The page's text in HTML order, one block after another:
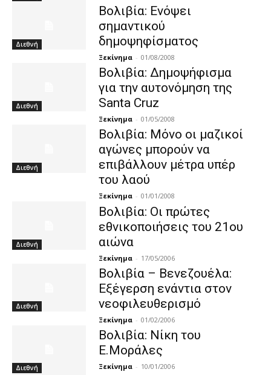
Διεθνή
Βολιβία: Ενόψει
σημαντικού
δημοψηφίσματος
Ξεκίνημα - 01/08/2008
Διεθνή
Βολιβία: Δημοψήφισμα
για την αυτονόμηση της
Santa Cruz
Ξεκίνημα - 01/05/2008
Διεθνή
Βολιβία: Μόνο οι μαζικοί
αγώνες μπορούν να
επιβάλλουν μέτρα υπέρ
του λαού
Ξεκίνημα - 01/01/2008
Διεθνή
Βολιβία: Οι πρώτες
εθνικοποιήσεις του 21ου
αιώνα
Ξεκίνημα - 17/05/2006
Διεθνή
Βολιβία – Βενεζουέλα:
Εξέγερση ενάντια στον
νεοφιλευθερισμό
Ξεκίνημα - 01/02/2006
Διεθνή
Βολιβία: Νίκη του
Ε.Μοράλες
Ξεκίνημα - 10/01/2006